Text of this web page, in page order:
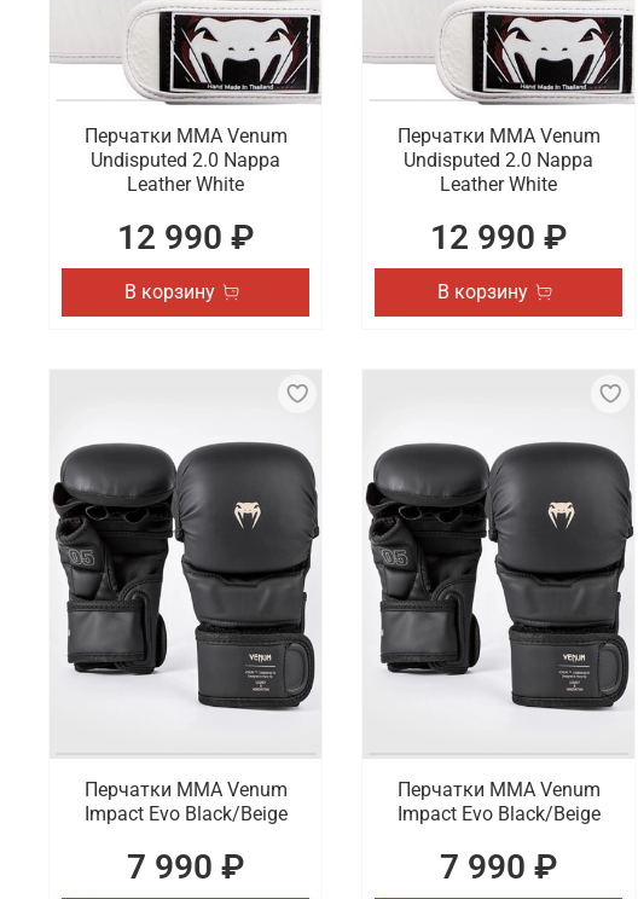
Перчатки ММА Venum
Undisputed 2.0 Nappa
Leather White
12 990 ₽
В корзину
Перчатки ММА Venum
Undisputed 2.0 Nappa
Leather White
12 990 ₽
В корзину
Перчатки ММА Venum
Impact Evo Black/Beige
7 990 ₽
Перчатки ММА Venum
Impact Evo Black/Beige
7 990 ₽